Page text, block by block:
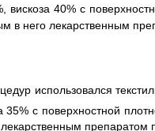
40% с
в него лекарственным
использовался
с поверхностной
препаратом